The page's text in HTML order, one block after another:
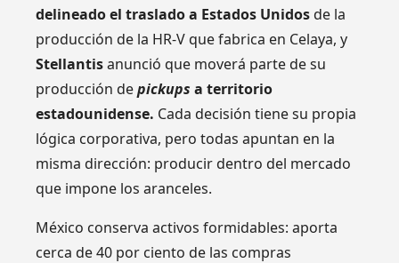
delineado el traslado a Estados Unidosde la
producción de la HR-V que fabrica en Celaya, y
Stellantisanunció que moverá parte de su
producción depickupsa territorio
estadounidense. Cada decisión tiene su propia
lógica corporativa, pero todas apuntan en la
misma dirección: producir dentro del mercado
que impone los aranceles.
México conserva activos formidables: aporta
cerca de 40 por ciento de las compras